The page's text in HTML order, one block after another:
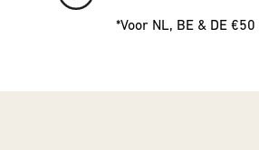
*Voor NL, BE & DE